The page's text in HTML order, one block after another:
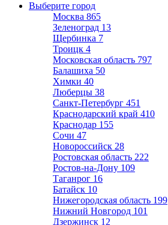
Выберите город
Москва 865
Зеленоград 13
Щербинка 7
Троицк 4
Московская область 797
Балашиха 50
Химки 40
Люберцы 38
Санкт-Петербург 451
Краснодарский край 410
Краснодар 155
Сочи 47
Новороссийск 28
Ростовская область 222
Ростов-на-Дону 109
Таганрог 16
Батайск 10
Нижегородская область 199
Нижний Новгород 101
Дзержинск 12